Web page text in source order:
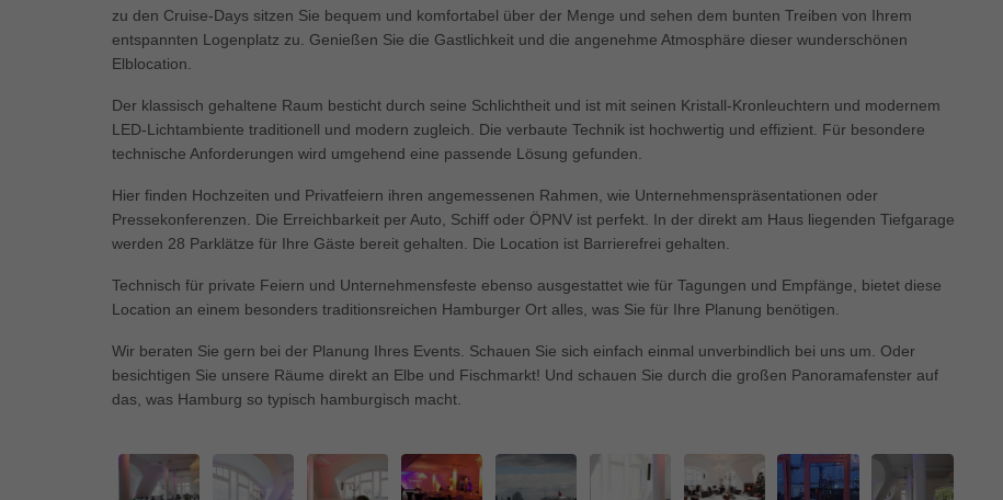
zu den Cruise-Days sitzen Sie bequem und komfortabel über der Menge und sehen dem bunten Treiben von Ihrem
entspannten Logenplatz zu. Genießen Sie die Gastlichkeit und die angenehme Atmosphäre dieser wunderschönen
Elblocation.
Der klassisch gehaltene Raum besticht durch seine Schlichtheit und ist mit seinen Kristall-Kronleuchtern und modernem
LED-Lichtambiente traditionell und modern zugleich. Die verbaute Technik ist hochwertig und effizient. Für besondere
technische Anforderungen wird umgehend eine passende Lösung gefunden.
Hier finden Hochzeiten und Privatfeiern ihren angemessenen Rahmen, wie Unternehmenspräsentationen oder
Pressekonferenzen. Die Erreichbarkeit per Auto, Schiff oder ÖPNV ist perfekt. In der direkt am Haus liegenden Tiefgarage
werden 28 Parklätze für Ihre Gäste bereit gehalten. Die Location ist Barrierefrei gehalten.
Technisch für private Feiern und Unternehmensfeste ebenso ausgestattet wie für Tagungen und Empfänge, bietet diese
Location an einem besonders traditionsreichen Hamburger Ort alles, was Sie für Ihre Planung benötigen.
Wir beraten Sie gern bei der Planung Ihres Events. Schauen Sie sich einfach einmal unverbindlich bei uns um. Oder
besichtigen Sie unsere Räume direkt an Elbe und Fischmarkt! Und schauen Sie durch die großen Panoramafenster auf
das, was Hamburg so typisch hamburgisch macht.
Essenziell (1)
Essenzielle Cookies ermöglichen grundlegende Funktionen und sind für die einwandfreie
Marketing (1)
Werbung anzuzeigen. Sie tun dies, indem sie Besucher über Websites hinweg verfolgen.
Cookie-Informationen anzeigen
Inhalte von Videoplattformen und Social-Media-Plattformen werden standardmäßig blockiert.
keiner manuellen Einwilligung mehr.
Cookie-Informationen anzeigen